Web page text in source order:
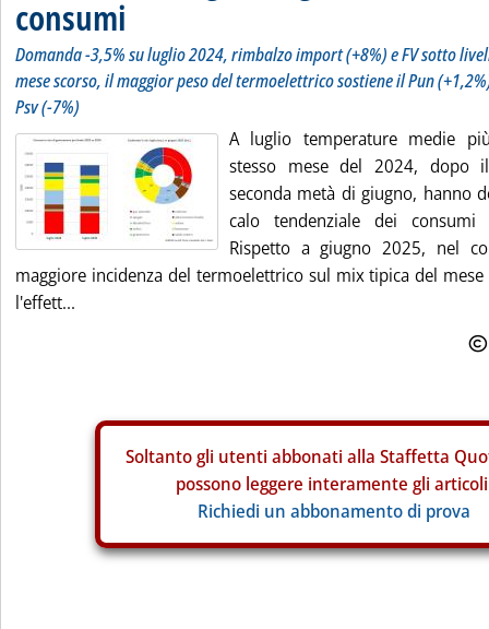
consumi
Domanda -3,5% su luglio 2024, rimbalzo import (+8%) e FV sotto
mese scorso, il maggior peso del termoelettrico sostiene il Pun
Psv (-7%)
A luglio temperature medie
stesso mese del 2024, dopo
seconda metà di giugno, hanno
calo tendenziale dei
Rispetto a giugno 2025, nel
maggiore incidenza del termoelettrico sul mix tipica del
l'effett...
Soltanto gli utenti abbonati alla Staffetta
possono leggere interamente gli
Richiedi un abbonamento di prova